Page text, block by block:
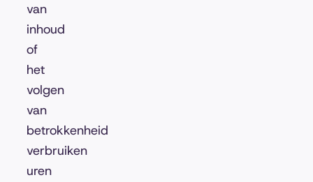
van
inhoud
of
het
volgen
van
betrokkenheid
verbruiken
uren